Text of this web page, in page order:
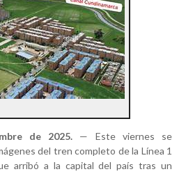
de 2025. — Este viernes se
del tren completo de la Línea 1
arribó a la capital del país tras un